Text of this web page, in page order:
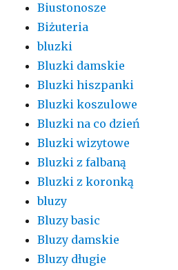
Biustonosze
Biżuteria
bluzki
Bluzki damskie
Bluzki hiszpanki
Bluzki koszulowe
Bluzki na co dzień
Bluzki wizytowe
Bluzki z falbaną
Bluzki z koronką
bluzy
Bluzy basic
Bluzy damskie
Bluzy długie